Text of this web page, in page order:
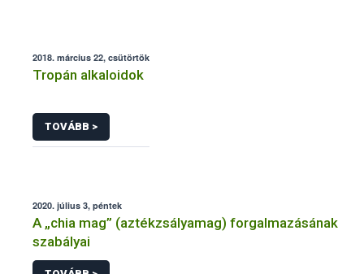
2018. március 22, csütörtök
Tropán alkaloidok
TOVÁBB >
2020. július 3, péntek
A „chia mag” (aztékzsályamag) forgalmazásának
szabályai